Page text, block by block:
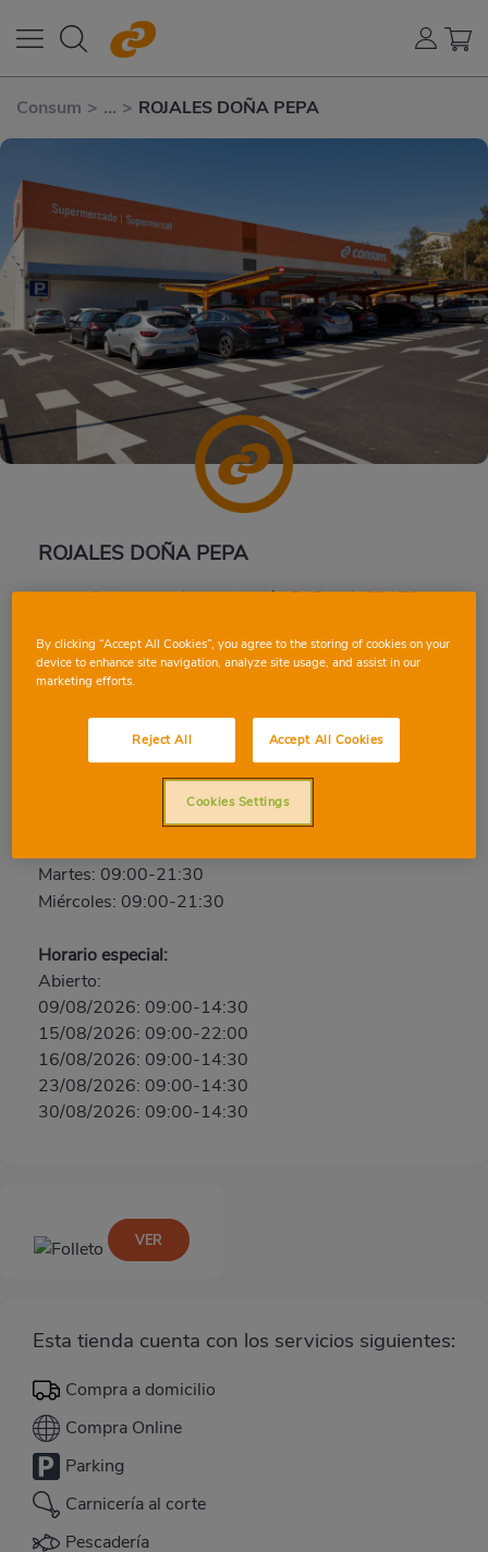
Consum > ... > ROJALES DOÑA PEPA
ROJALES DOÑA PEPA
Av. de Salamanca (Urbanización D. Pepa), 03170,
Teléfono: 96 673 10 82
Cerrado
Jueves: 09:00-21:30
Viernes: 09:00-21:30
Sábado: 09:00-21:30
Domingo: Cerrado
Martes: 09:00-21:30
Miércoles: 09:00-21:30
Horario especial:
Abierto:
09/08/2026: 09:00-14:30
15/08/2026: 09:00-22:00
16/08/2026: 09:00-14:30
23/08/2026: 09:00-14:30
30/08/2026: 09:00-14:30
Esta tienda cuenta con los servicios siguientes:
Compra a domicilio
Compra Online
Parking
Carnicería al corte
Pescadería
VER
By clicking “Accept All Cookies”, you agree to the storing of cookies on your
device to enhance site navigation, analyze site usage, and assist in our
marketing efforts.
Reject All Accept All Cookies
Cookies Settings